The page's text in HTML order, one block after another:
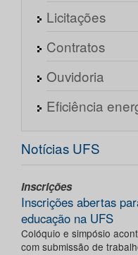
Licitações
Contratos
Ouvidoria
Eficiência
Notícias UFS
Inscrições
Inscrições abertas
educação na UFS
Colóquio e simpósio
com submissão de